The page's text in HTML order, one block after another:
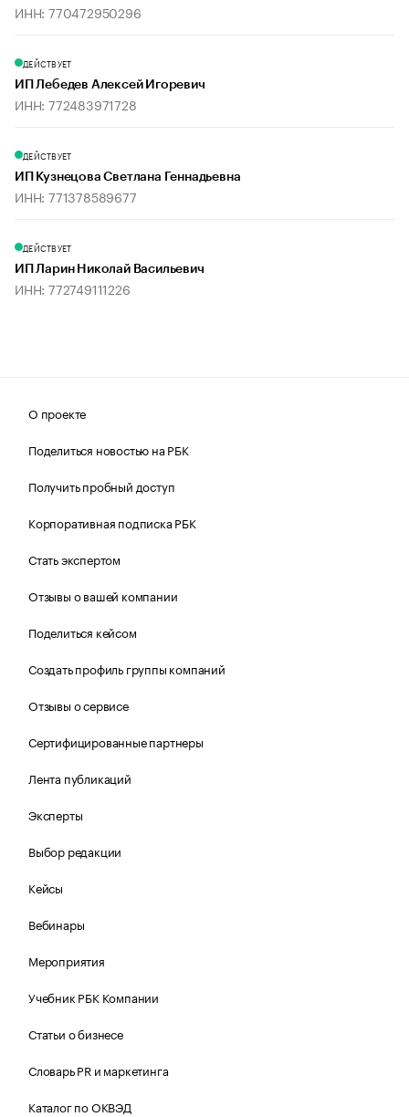
ИНН: 770472950296
ДЕЙСТВУЕТ
ИП Лебедев Алексей Игоревич
ИНН: 772483971728
ДЕЙСТВУЕТ
ИП Кузнецова Светлана Геннадьевна
ИНН: 771378589677
ДЕЙСТВУЕТ
ИП Ларин Николай Васильевич
ИНН: 772749111226
О проекте
Поделиться новостью на РБК
Получить пробный доступ
Корпоративная подписка РБК
Стать экспертом
Отзывы о вашей компании
Поделиться кейсом
Создать профиль группы компаний
Отзывы о сервисе
Сертифицированные партнеры
Лента публикаций
Эксперты
Выбор редакции
Кейсы
Вебинары
Мероприятия
Учебник РБК Компании
Статьи о бизнесе
Словарь PR и маркетинга
Каталог по ОКВЭД